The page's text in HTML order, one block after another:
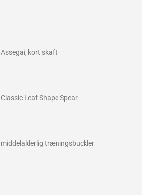
Assegai, kort skaft
Classic Leaf Shape Spear
middelalderlig træningsbuckler